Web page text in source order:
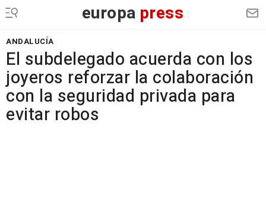
europa press
ANDALUCÍA
El subdelegado acuerda con los
joyeros reforzar la colaboración
con la seguridad privada para
evitar robos